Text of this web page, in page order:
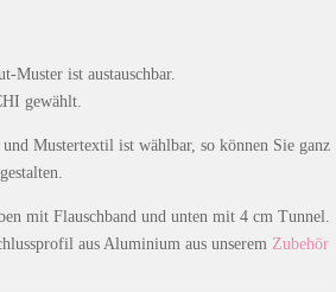
Muster ist austauschbar.
gewählt.
Mustertextil ist wählbar, so können Sie ganz
mit Flauschband und unten mit 4 cm Tunnel.
aus Aluminium aus unserem Zubehör